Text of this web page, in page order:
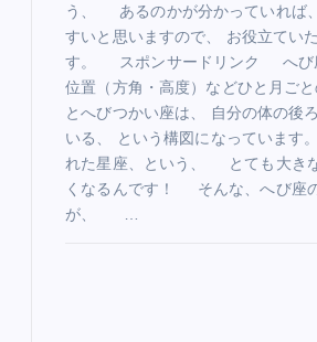
う、 あるのかが分かっていれば
すいと思いますので、 お役立てい
す。 スポンサードリンク へび
位置（方角・高度）などひと月ご
とへびつかい座は、 自分の体の後
いる、 という構図になっています
れた星座、という、 とても大き
くなるんです！ そんな、へび座
が、 …